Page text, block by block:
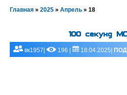
Главная » 2025 » Апрель » 18
100 секунд
вк1957| 196 | 18.04.2025|